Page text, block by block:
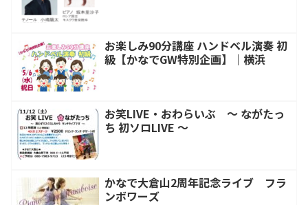
お楽しみ90分講座 ハンドベル演奏 初
級【かなでGW特別企画】｜横浜
お笑LIVE・おわらいぶ ～ ながたっ
ち 初ソロLIVE ～
かなで大倉山2周年記念ライブ フラ
ンボワーズ